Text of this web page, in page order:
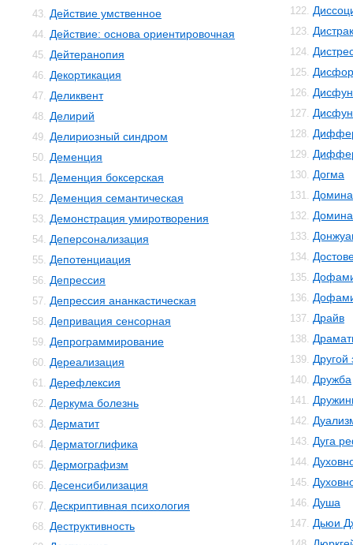
43. Действие умственное
44. Действие: основа ориентировочная
45. Дейтеранопия
46. Декортикация
47. Деликвент
48. Делирий
49. Делириозный синдром
50. Деменция
51. Деменция боксерская
52. Деменция семантическая
53. Демонстрация умиротворения
54. Деперсонализация
55. Депотенциация
56. Депрессия
57. Депрессия ананкастическая
58. Депривация сенсорная
59. Депрограммирование
60. Дереализация
61. Дерефлексия
62. Деркума болезнь
63. Дерматит
64. Дерматоглифика
65. Дермографизм
66. Десенсибилизация
67. Дескриптивная психология
68. Деструктивность
122.
123.
124.
125.
126.
127.
128.
129.
130. Догма
131.
132.
133.
134.
135.
136.
137. Драйв
138.
139.
140. Дружба
141.
142.
143. Дуга
144.
145.
146. Душа
147. Дьюи